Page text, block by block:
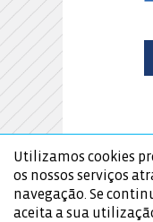
Utilizamos cookies
os nossos serviços
navegação. Se
aceita a sua